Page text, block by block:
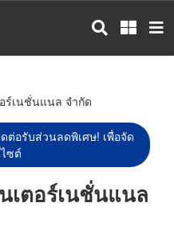
ร์เนชั่นแนล จำกัด
ต่อรับส่วนลดพิเศษ! เพื่อจัด
ซต์
ตอร์เนชั่นแนล